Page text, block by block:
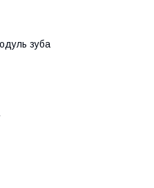
зуба